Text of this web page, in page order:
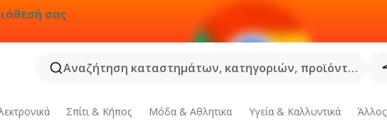
σας
Αναζήτηση καταστημάτων, κατηγοριών, προϊόντων...
Σπίτι & Κήπος Μόδα & Aθλητικα Υγεία & Καλλυντικά Άλλος